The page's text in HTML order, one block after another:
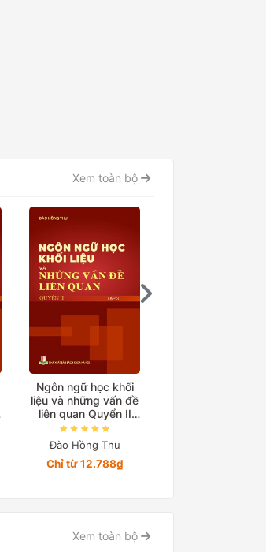
Xem toàn bộ
Ngôn ngữ học khối
liệu và những vấn đề
liên quan Quyển II
Tập 3
Đào Hồng Thu
Chỉ từ 12.788₫
Xem toàn bộ